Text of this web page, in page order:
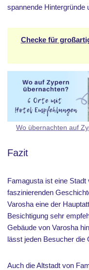
spannende Hintergründe
Checke für
Wo übernachten auf
Fazit
Famagusta ist eine
faszinierenden
Varosha eine der
Besichtigung sehr
Gebäude von Varosha
lässt jeden Besucher die
Auch die Altstadt von